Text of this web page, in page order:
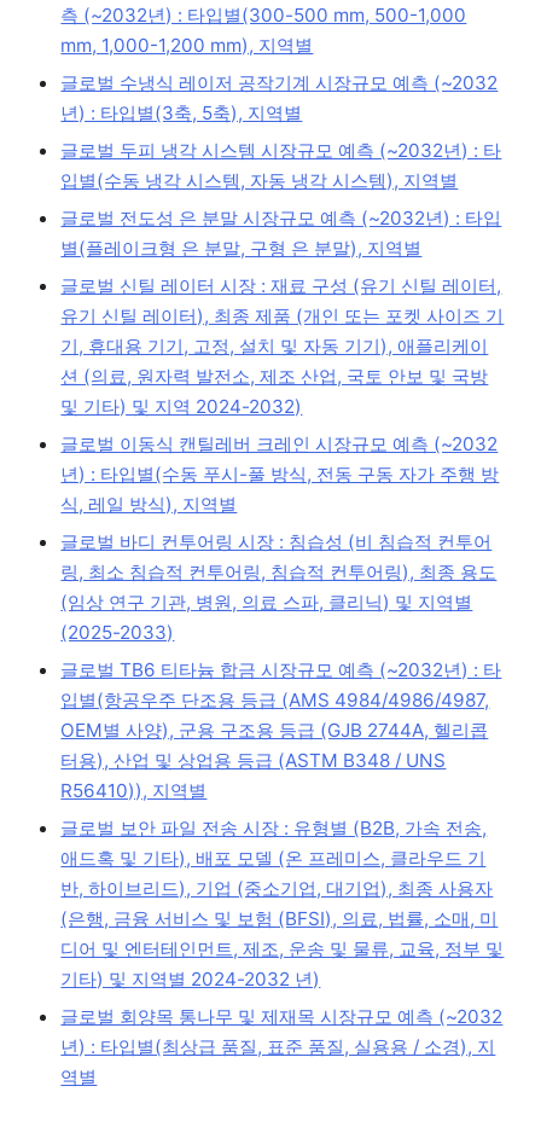
측 (~2032년) : 타입별(300-500 mm, 500-1,000
mm, 1,000-1,200 mm), 지역별
글로벌 수냉식 레이저 공작기계 시장규모 예측 (~2032
년) : 타입별(3축, 5축), 지역별
글로벌 두피 냉각 시스템 시장규모 예측 (~2032년) : 타
입별(수동 냉각 시스템, 자동 냉각 시스템), 지역별
글로벌 전도성 은 분말 시장규모 예측 (~2032년) : 타입
별(플레이크형 은 분말, 구형 은 분말), 지역별
글로벌 신틸 레이터 시장 : 재료 구성 (유기 신틸 레이터,
유기 신틸 레이터), 최종 제품 (개인 또는 포켓 사이즈 기
기, 휴대용 기기, 고정, 설치 및 자동 기기), 애플리케이
션 (의료, 원자력 발전소, 제조 산업, 국토 안보 및 국방
및 기타) 및 지역 2024-2032)
글로벌 이동식 캔틸레버 크레인 시장규모 예측 (~2032
년) : 타입별(수동 푸시-풀 방식, 전동 구동 자가 주행 방
식, 레일 방식), 지역별
글로벌 바디 컨투어링 시장 : 침습성 (비 침습적 컨투어
링, 최소 침습적 컨투어링, 침습적 컨투어링), 최종 용도
(임상 연구 기관, 병원, 의료 스파, 클리닉) 및 지역별
(2025-2033)
글로벌 TB6 티타늄 합금 시장규모 예측 (~2032년) : 타
입별(항공우주 단조용 등급 (AMS 4984/4986/4987,
OEM별 사양), 군용 구조용 등급 (GJB 2744A, 헬리콥
터용), 산업 및 상업용 등급 (ASTM B348 / UNS
R56410)), 지역별
글로벌 보안 파일 전송 시장 : 유형별 (B2B, 가속 전송,
애드혹 및 기타), 배포 모델 (온 프레미스, 클라우드 기
반, 하이브리드), 기업 (중소기업, 대기업), 최종 사용자
(은행, 금융 서비스 및 보험 (BFSI), 의료, 법률, 소매, 미
디어 및 엔터테인먼트, 제조, 운송 및 물류, 교육, 정부 및
기타) 및 지역별 2024-2032 년)
글로벌 회양목 통나무 및 제재목 시장규모 예측 (~2032
년) : 타입별(최상급 품질, 표준 품질, 실용용 / 소경), 지
역별